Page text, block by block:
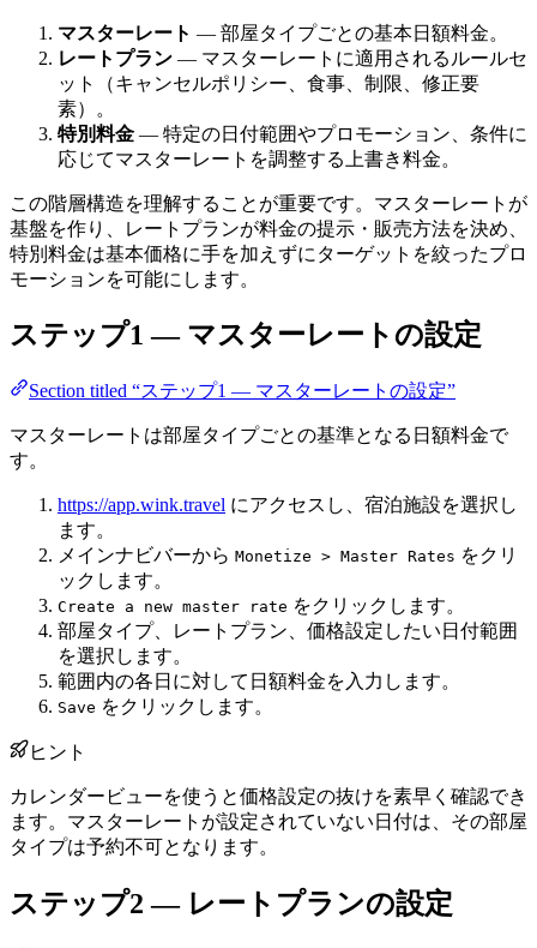
マスターレート — 部屋タイプごとの基本日額料金。
レートプラン — マスターレートに適用されるルールセ
ット（キャンセルポリシー、食事、制限、修正要
素）。
特別料金 — 特定の日付範囲やプロモーション、条件に
応じてマスターレートを調整する上書き料金。
この階層構造を理解することが重要です。マスターレートが
基盤を作り、レートプランが料金の提示・販売方法を決め、
特別料金は基本価格に手を加えずにターゲットを絞ったプロ
モーションを可能にします。
ステップ1 — マスターレートの設定
Section titled “ステップ1 — マスターレートの設定”
マスターレートは部屋タイプごとの基準となる日額料金で
す。
https://app.wink.travel にアクセスし、宿泊施設を選択し
ます。
メインナビバーから Monetize > Master Rates をクリ
ックします。
Create a new master rate をクリックします。
部屋タイプ、レートプラン、価格設定したい日付範囲
を選択します。
範囲内の各日に対して日額料金を入力します。
Save をクリックします。
ヒント
カレンダービューを使うと価格設定の抜けを素早く確認でき
ます。マスターレートが設定されていない日付は、その部屋
タイプは予約不可となります。
ステップ2 — レートプランの設定